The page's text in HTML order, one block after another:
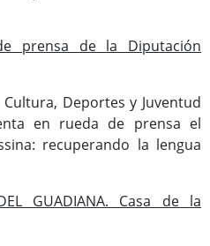
prensa de la Diputación
Deportes y Juventud
en rueda de prensa el
recuperando la lengua
GUADIANA. Casa de la